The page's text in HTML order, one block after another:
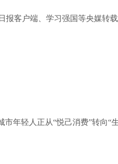
报客户端、学习强国等央媒转
市年轻人正从“悦己消费”转向“